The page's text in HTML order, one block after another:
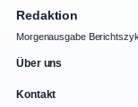
Redaktion
Morgenausgabe
Über uns
Kontakt